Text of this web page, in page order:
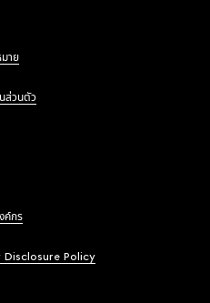
าย
ส่วนตัว
ค์กร
Policy